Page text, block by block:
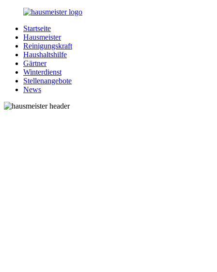
Zurück
Inhalt
Hausmeister.de
Alles
rund
Ihren
Haushalt
Startseite
Hausmeister
Reinigungskraft
Haushaltshilfe
Gärtner
Winterdienst
Stellenangebote
News